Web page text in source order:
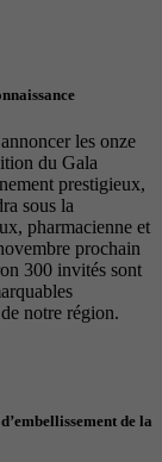
les onze
du Gala
prestigieux,
sous la
pharmacienne et
prochain
300 invités sont
notre région.
de la